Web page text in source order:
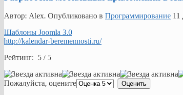
Автор: Alex. Опубликовано в Программирование 11
Шаблоны Joomla 3.0
http://kalendar-beremennosti.ru/
Рейтинг: 5 / 5
Пожалуйста, оцените